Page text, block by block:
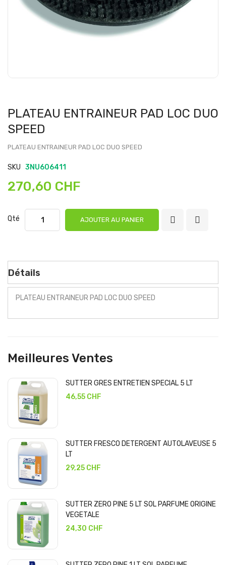
PLATEAU ENTRAINEUR PAD LOC DUO
SPEED
PLATEAU ENTRAINEUR PAD LOC DUO SPEED
SKU 3NU606411
270,60 CHF
Qté AJOUTER AU PANIER
Détails
PLATEAU ENTRAINEUR PAD LOC DUO SPEED
Meilleures Ventes
SUTTER GRES ENTRETIEN SPECIAL 5 LT
46,55 CHF
SUTTER FRESCO DETERGENT AUTOLAVEUSE 5
LT
29,25 CHF
SUTTER ZERO PINE 5 LT SOL PARFUME ORIGINE
VEGETALE
24,30 CHF